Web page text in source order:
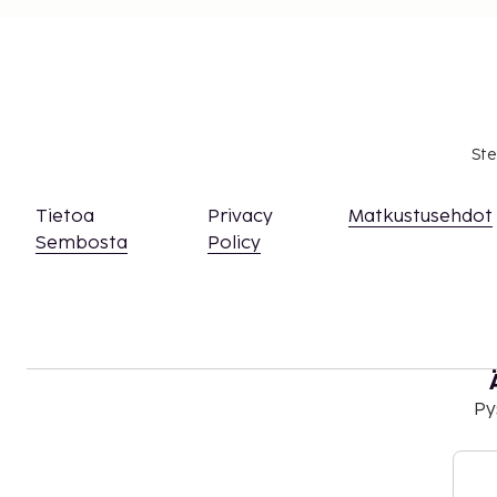
Tietoa
Sembosta
Privacy
Policy
Matkustusehdot